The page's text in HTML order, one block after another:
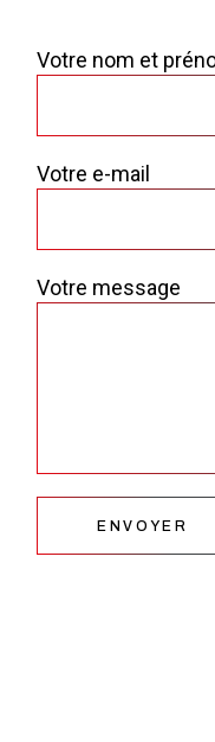
Votre nom et
Votre e-mail
Votre message
ENVOYER